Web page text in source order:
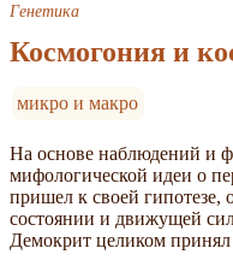
Генетика
Космогония и
микро и макро
На основе наблюдений и
мифологической идеи о
пришел к своей гипотезе,
состоянии и движущей
Демокрит целиком